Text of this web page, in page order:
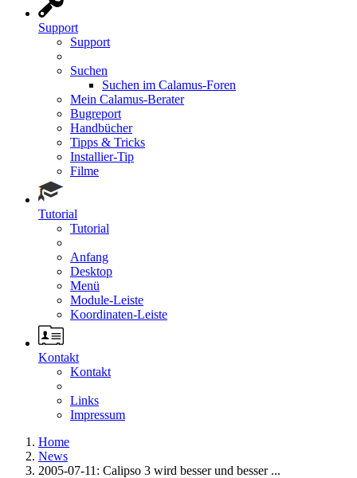
Support
Support
Suchen
Suchen im Calamus-Foren
Mein Calamus-Berater
Bugreport
Handbücher
Tipps & Tricks
Installier-Tip
Filme
Tutorial
Tutorial
Anfang
Desktop
Menü
Module-Leiste
Koordinaten-Leiste
Kontakt
Kontakt
Links
Impressum
Home
News
2005-07-11: Calipso 3 wird besser und besser ...